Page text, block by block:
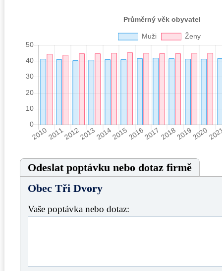
Odeslat poptávku nebo dotaz firmě
Obec Tři Dvory
Vaše poptávka nebo dotaz: